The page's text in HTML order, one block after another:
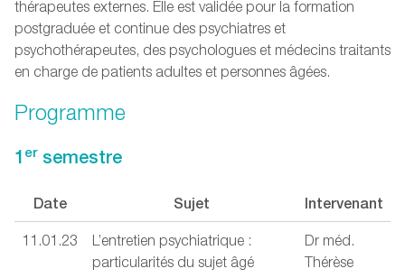
thérapeutes externes. Elle est validée pour la formation
postgraduée et continue des psychiatres et
psychothérapeutes, des psychologues et médecins traitants
en charge de patients adultes et personnes âgées.
Programme
1 ersemestre
Date Sujet Intervenant
11.01.23
L’entretien psychiatrique :
particularités du sujet âgé
Dr méd.
Thérèse